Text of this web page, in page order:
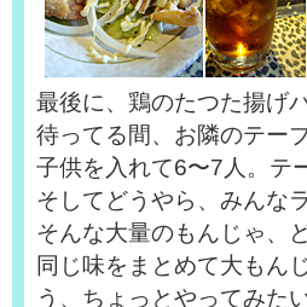
最後に、鶏のたつた揚げ
待ってる間、お隣のテー
子供を入れて6〜7人。テ
そしてどうやら、みんな
そんな大量のもんじゃ、
同じ味をまとめて大もん
う、ちょっとやってみた